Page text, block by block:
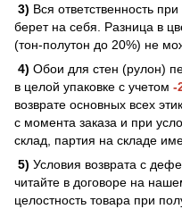
3) Вся ответственность
берет на себя. Разница в
(тон-полутон до 20%) не
4) Обои для стен (рулон)
в целой упаковке с учетом -
возврате основных всех
с момента заказа и при
склад, партия на складе
5) Условия возврата с
читайте в договоре на
целостность товара при